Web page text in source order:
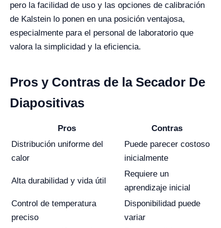
pero la facilidad de uso y las opciones de calibración
de Kalstein lo ponen en una posición ventajosa,
especialmente para el personal de laboratorio que
valora la simplicidad y la eficiencia.
Pros y Contras de la Secador De
Diapositivas
Pros
Contras
Distribución uniforme del
calor
Puede parecer costoso
inicialmente
Alta durabilidad y vida útil
Requiere un
aprendizaje inicial
Control de temperatura
preciso
Disponibilidad puede
variar